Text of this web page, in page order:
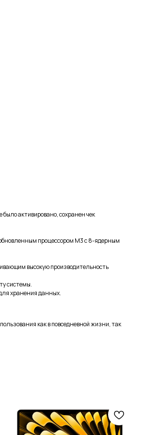
активировано, сохранен чек
процессором M3 с 8-ядерным
высокую производительность
системы.
хранения данных.
как в повседневной жизни, так